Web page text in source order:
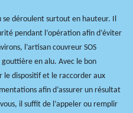
déroulent surtout en hauteur. Il
pendant l’opération afin d’éviter
l’artisan couvreur SOS
en alu. Avec le bon
le dispositif et le raccorder aux
afin d’assurer un résultat
il suffit de l’appeler ou remplir